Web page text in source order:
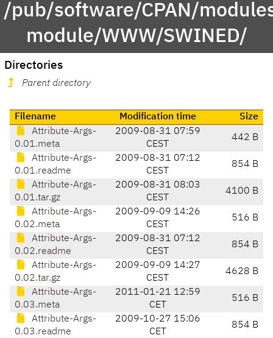
/pub/software/CPAN/
module/WWW/SWINED/
Directories
Parent directory
Filename Modification time
Size
Attribute-Args-
0.01.meta
2009-08-31 07:59
CEST
442 B
Attribute-Args-
0.01.readme
2009-08-31 07:12
CEST
854 B
Attribute-Args-
0.01.tar.gz
2009-08-31 08:03
CEST
4100 B
Attribute-Args-
0.02.meta
2009-09-09 14:26
CEST
516 B
Attribute-Args-
0.02.readme
2009-08-31 07:12
CEST
854 B
Attribute-Args-
0.02.tar.gz
2009-09-09 14:27
CEST
4628 B
Attribute-Args-
0.03.meta
2011-01-21 12:59
CET
516 B
Attribute-Args-
0.03.readme
2009-10-27 15:06
CET
854 B